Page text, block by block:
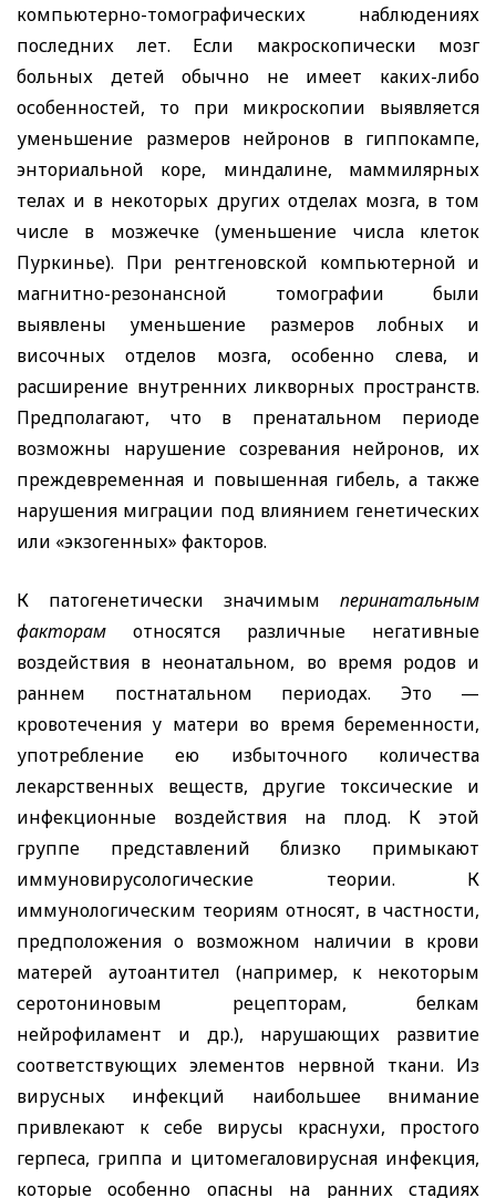
компьютерно-томографических наблюдениях
последних лет. Если макроскопически мозг
больных детей обычно не имеет каких-либо
особенностей, то при микроскопии выявляется
уменьшение размеров нейронов в гиппокампе,
энториальной коре, миндалине, маммилярных
телах и в некоторых других отделах мозга, в том
числе в мозжечке (уменьшение числа клеток
Пуркинье). При рентгеновской компьютерной и
магнитно-резонансной томографии были
выявлены уменьшение размеров лобных и
височных отделов мозга, особенно слева, и
расширение внутренних ликворных пространств.
Предполагают, что в пренатальном периоде
возможны нарушение созревания нейронов, их
преждевременная и повышенная гибель, а также
нарушения миграции под влиянием генетических
или «экзогенных» факторов.
К патогенетически значимым перинатальным
факторам относятся различные негативные
воздействия в неонатальном, во время родов и
раннем постнатальном периодах. Это —
кровотечения у матери во время беременности,
употребление ею избыточного количества
лекарственных веществ, другие токсические и
инфекционные воздействия на плод. К этой
группе представлений близко примыкают
иммуновирусологические теории. К
иммунологическим теориям относят, в частности,
предположения о возможном наличии в крови
матерей аутоантител (например, к некоторым
серотониновым рецепторам, белкам
нейрофиламент и др.), нарушающих развитие
соответствующих элементов нервной ткани. Из
вирусных инфекций наибольшее внимание
привлекают к себе вирусы краснухи, простого
герпеса, гриппа и цитомегаловирусная инфекция,
которые особенно опасны на ранних стадиях